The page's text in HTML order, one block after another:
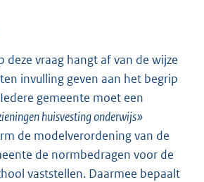
deze vraag hangt af van de wijze
invulling geven aan het begrip
gemeente moet een
huisvesting onderwijs»
de modelverordening van de
de normbedragen voor de
vaststellen. Daarmee bepaalt